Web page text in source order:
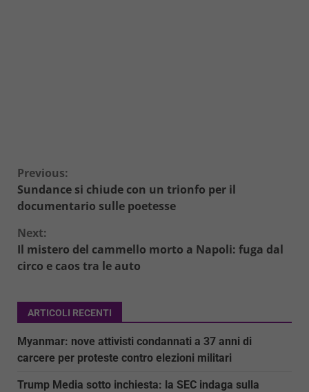
Continue
Reading
Previous:
Sundance si chiude con un trionfo per il
documentario sulle poetesse
Next:
Il mistero del cammello morto a Napoli: fuga dal
circo e caos tra le auto
ARTICOLI RECENTI
Myanmar: nove attivisti condannati a 37 anni di
carcere per proteste contro elezioni militari
Trump Media sotto inchiesta: la SEC indaga sulla